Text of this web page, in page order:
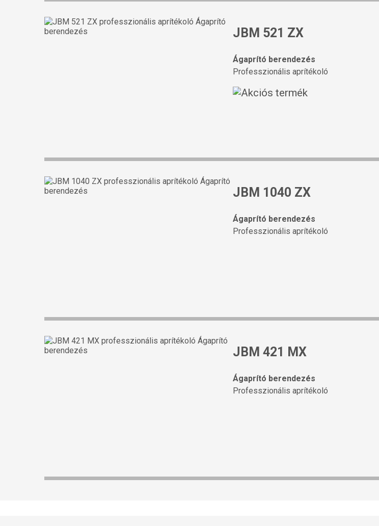
JBM 521 ZX
Ágaprító berendezés
Professzionális aprítékoló
JBM 1040 ZX
Ágaprító berendezés
Professzionális aprítékoló
JBM 421 MX
Ágaprító berendezés
Professzionális aprítékoló